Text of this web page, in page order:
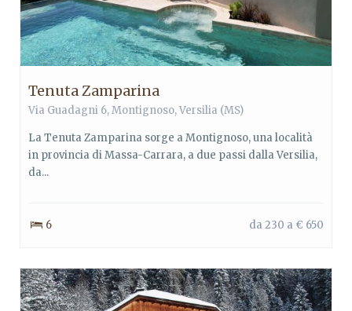
Tenuta Zamparina
Via Guadagni 6,Montignoso,Versilia (MS)
La Tenuta Zamparina sorge a Montignoso, una località
in provincia di Massa-Carrara, a due passi dalla Versilia,
da...
6 da 230 a € 650